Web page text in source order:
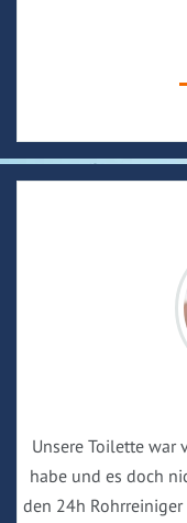
Unsere Toilette war
habe und es doch
den 24h